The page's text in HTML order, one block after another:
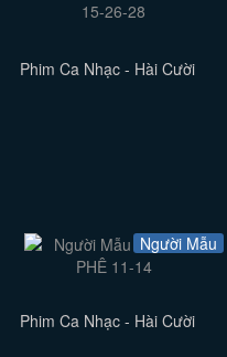
Phim Ca Nhạc - Hài Cười
Người Mẫu
Phim Ca Nhạc - Hài Cười